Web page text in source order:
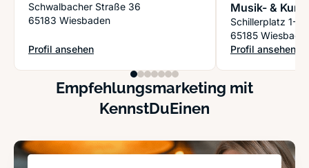
Schwalbacher Straße 36
65183 Wiesbaden
Profil ansehen
: My Music Lab
Musik- &
Schillerplatz 1-2
65185
Profil ansehen
: Musikschule
Empfehlungsmarketing mit
KennstDuEinen